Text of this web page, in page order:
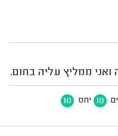
ואני ממליץ עליה בחום.
10 יחס 10